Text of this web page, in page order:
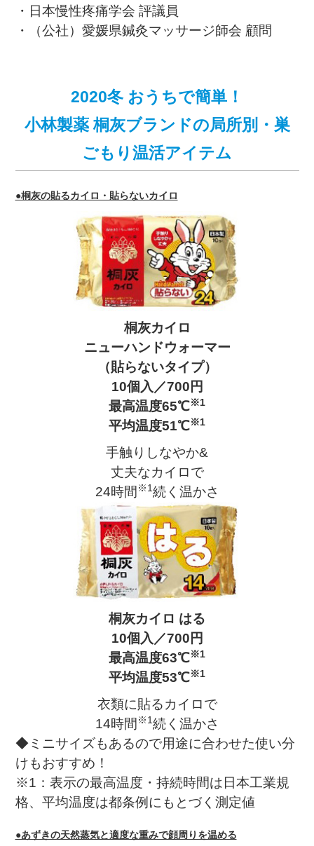
・日本慢性疼痛学会 評議員
・（公社）愛媛県鍼灸マッサージ師会 顧問
2020冬 おうちで簡単！
小林製薬 桐灰ブランドの局所別・巣
ごもり温活アイテム
●桐灰の貼るカイロ・貼らないカイロ
桐灰カイロ
ニューハンドウォーマー
（貼らないタイプ）
10個入／700円
最高温度65℃※1
平均温度51℃※1
手触りしなやか&
丈夫なカイロで
24時間 ※1続く温かさ
桐灰カイロ はる
10個入／700円
最高温度63℃※1
平均温度53℃※1
衣類に貼るカイロで
14時間 ※1続く温かさ
◆ミニサイズもあるので用途に合わせた使い分
けもおすすめ！
※1：表示の最高温度・持続時間は日本工業規
格、平均温度は都条例にもとづく測定値
●あずきの天然蒸気と適度な重みで顔周りを温める